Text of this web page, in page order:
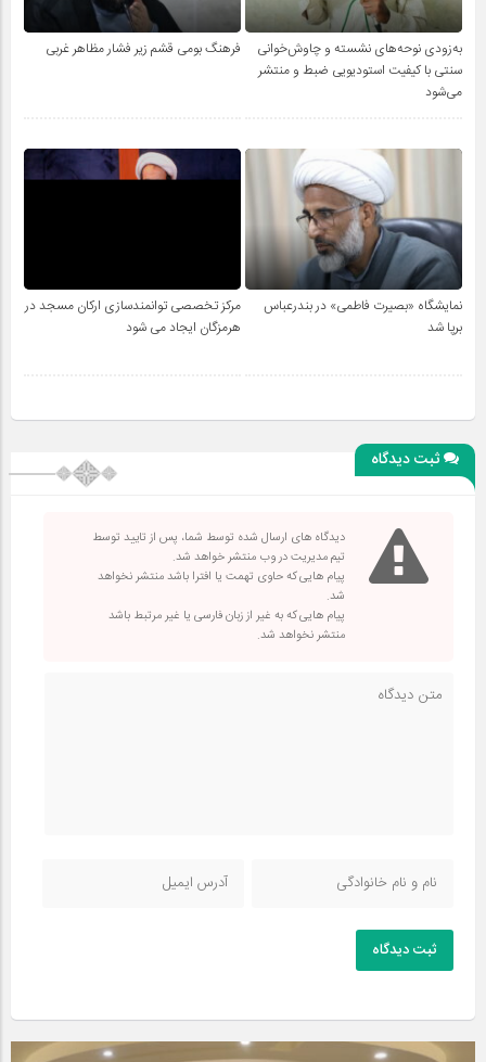
به‌زودی نوحه‌های نشسته و چاوش‌خوانی
سنتی با کیفیت استودیویی ضبط و منتشر
می‌شود
فرهنگ بومی قشم زیر فشار مظاهر غربی
نمایشگاه «بصیرت فاطمی» در بندرعباس
برپا شد
مرکز تخصصی توانمندسازی ارکان مسجد در
هرمزگان ایجاد می شود
ثبت دیدگاه
دیدگاه های ارسال شده توسط شما، پس از تایید توسط
تیم مدیریت در وب منتشر خواهد شد.
پیام هایی که حاوی تهمت یا افترا باشد منتشر نخواهد
شد.
پیام هایی که به غیر از زبان فارسی یا غیر مرتبط باشد
منتشر نخواهد شد.
ثبت دیدگاه